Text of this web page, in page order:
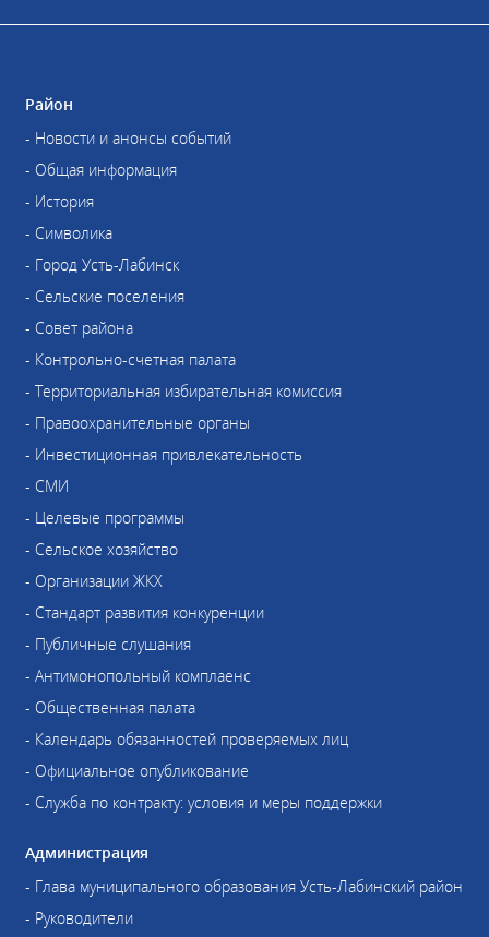
Район
- Новости и анонсы событий
- Общая информация
- История
- Символика
- Город Усть-Лабинск
- Сельские поселения
- Совет района
- Контрольно-счетная палата
- Территориальная избирательная комиссия
- Правоохранительные органы
- Инвестиционная привлекательность
- СМИ
- Целевые программы
- Сельское хозяйство
- Организации ЖКХ
- Стандарт развития конкуренции
- Публичные слушания
- Антимонопольный комплаенс
- Общественная палата
- Календарь обязанностей проверяемых лиц
- Официальное опубликование
- Служба по контракту: условия и меры поддержки
Администрация
- Глава муниципального образования Усть-Лабинский район
- Руководители